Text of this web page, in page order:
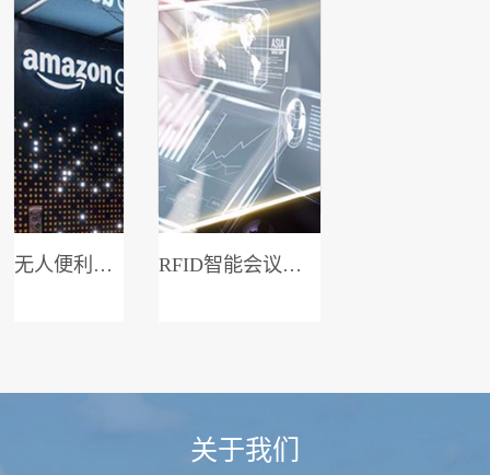
无人便利店系统 RFID智能会议签到系统
关于我们